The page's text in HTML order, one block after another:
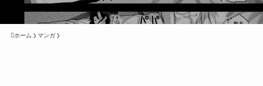
ホーム マンガ